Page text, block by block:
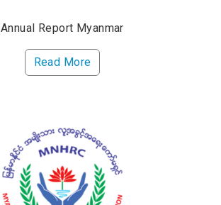
Annual Report Myanmar
Read More